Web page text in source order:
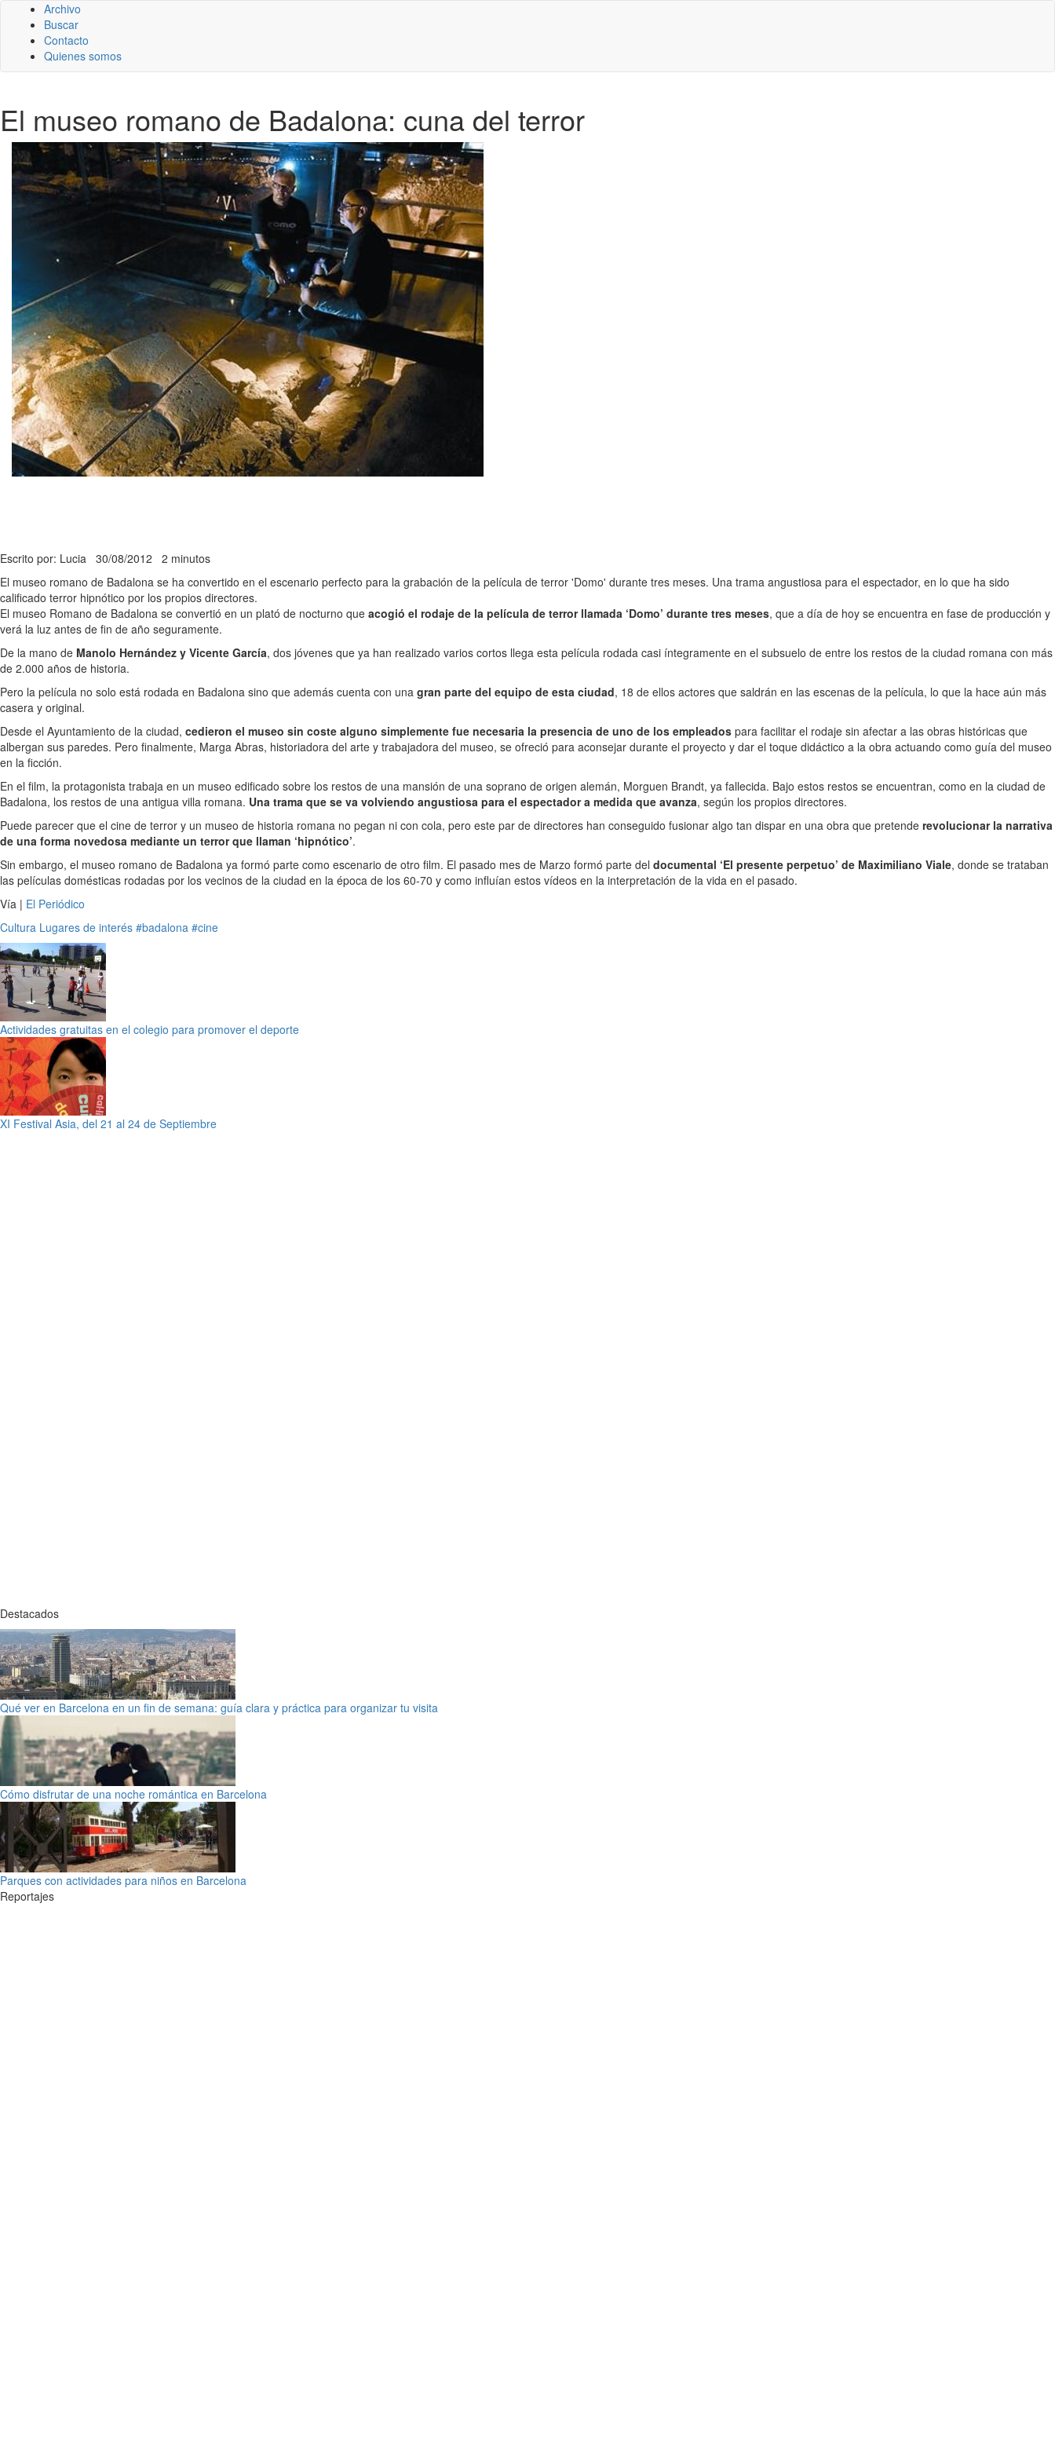
Archivo
Buscar
Contacto
Quienes somos
El museo romano de Badalona: cuna del terror
Escrito por: Lucia 30/08/2012 2 minutos
El museo romano de Badalona se ha convertido en el escenario perfecto para la grabación de la película de terror 'Domo' durante tres meses. Una trama angustiosa para el espectador, en lo que ha sido
calificado terror hipnótico por los propios directores.
El museo Romano de Badalona se convertió en un plató de nocturno que acogió el rodaje de la película de terror llamada ‘Domo’ durante tres meses, que a día de hoy se encuentra en fase de producción y
verá la luz antes de fin de año seguramente.
De la mano de Manolo Hernández y Vicente García, dos jóvenes que ya han realizado varios cortos llega esta película rodada casi íntegramente en el subsuelo de entre los restos de la ciudad romana con más
de 2.000 años de historia.
Pero la película no solo está rodada en Badalona sino que además cuenta con una gran parte del equipo de esta ciudad, 18 de ellos actores que saldrán en las escenas de la película, lo que la hace aún más
casera y original.
Desde el Ayuntamiento de la ciudad, cedieron el museo sin coste alguno simplemente fue necesaria la presencia de uno de los empleados para facilitar el rodaje sin afectar a las obras históricas que
albergan sus paredes. Pero finalmente, Marga Abras, historiadora del arte y trabajadora del museo, se ofreció para aconsejar durante el proyecto y dar el toque didáctico a la obra actuando como guía del museo
en la ficción.
En el film, la protagonista trabaja en un museo edificado sobre los restos de una mansión de una soprano de origen alemán, Morguen Brandt, ya fallecida. Bajo estos restos se encuentran, como en la ciudad de
Badalona, los restos de una antigua villa romana. Una trama que se va volviendo angustiosa para el espectador a medida que avanza, según los propios directores.
Puede parecer que el cine de terror y un museo de historia romana no pegan ni con cola, pero este par de directores han conseguido fusionar algo tan dispar en una obra que pretende revolucionar la narrativa
de una forma novedosa mediante un terror que llaman ‘hipnótico’.
Sin embargo, el museo romano de Badalona ya formó parte como escenario de otro film. El pasado mes de Marzo formó parte del documental ‘El presente perpetuo’ de Maximiliano Viale, donde se trataban
las películas domésticas rodadas por los vecinos de la ciudad en la época de los 60-70 y como influían estos vídeos en la interpretación de la vida en el pasado.
Vía | El Periódico
Cultura Lugares de interés #badalona #cine
Actividades gratuitas en el colegio para promover el deporte
XI Festival Asia, del 21 al 24 de Septiembre
Destacados
Qué ver en Barcelona en un fin de semana: guía clara y práctica para organizar tu visita
Cómo disfrutar de una noche romántica en Barcelona
Parques con actividades para niños en Barcelona
Reportajes